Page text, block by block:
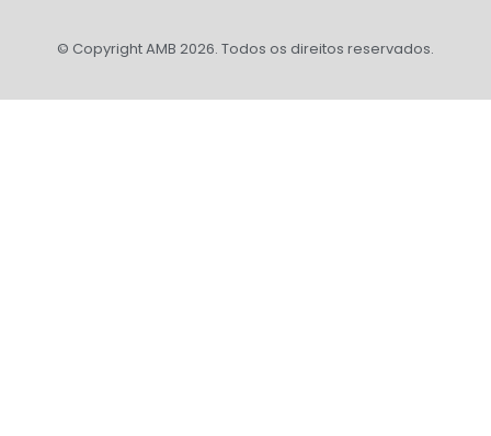
© Copyright AMB 2026. Todos os direitos reservados.